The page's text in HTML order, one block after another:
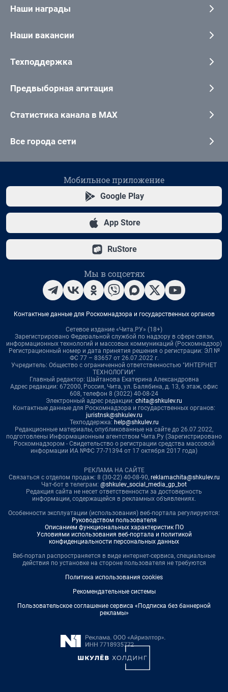
Наши награды
Наши вакансии
Техподдержка
Предвыборная агитация
Статистика канала в MAX
Все города сети
Мобильное приложение
Google Play
App Store
RuStore
Мы в соцсетях
Контактные данные для Роскомнадзора и государственных органов
Сетевое издание «Чита.РУ» (18+)
Зарегистрировано Федеральной службой по надзору в сфере связи,
информационных технологий и массовых коммуникаций (Роскомнадзор)
Регистрационный номер и дата принятия решения о регистрации: ЭЛ №
ФС 77 – 83657 от 26.07.2022 г.
Учредитель: Общество с ограниченной ответственностью "ИНТЕРНЕТ
ТЕХНОЛОГИИ"
Главный редактор: Шайтанова Екатерина Александровна
Адрес редакции: 672000, Россия, Чита, ул. Балябина, д. 13, 6 этаж, офис
608, телефон 8 (3022) 40-08-24
Электронный адрес редакции: chita@shkulev.ru
Контактные данные для Роскомнадзора и государственных органов:
juristnsk@shkulev.ru
Техподдержка: help@shkulev.ru
Редакционные материалы, опубликованные на сайте до 26.07.2022,
подготовлены Информационным агентством Чита.Ру (Зарегистрировано
Роскомнадзором - Свидетельство о регистрации средства массовой
информации ИА №ФС 77-71394 от 17 октября 2017 года)
РЕКЛАМА НА САЙТЕ
Связаться с отделом продаж: 8 (30-22) 40-08-90, reklamachita@shkulev.ru
Чат-бот в телеграм: @shkulev_social_media_gp_bot
Редакция сайта не несет ответственности за достоверность
информации, содержащейся в рекламных объявлениях.
Особенности эксплуатации (использования) веб-портала регулируются:
Руководством пользователя
Описанием функциональных характеристик ПО
Условиями использования веб-портала и политикой
конфиденциальности персональных данных
Веб-портал распространяется в виде интернет-сервиса, специальные
действия по установке на стороне пользователя не требуются
Политика использования cookies
Рекомендательные системы
Пользовательское соглашение сервиса «Подписка без баннерной
рекламы»